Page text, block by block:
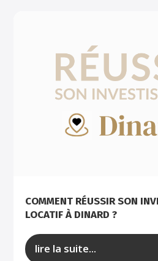
COMMENT RÉUSSIR SON
LOCATIF À DINARD ?
lire la suite...